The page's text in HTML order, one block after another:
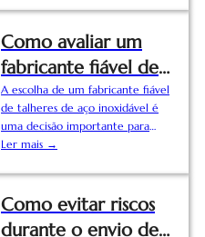
uma amostra ajuda a confirmar o
material, o acabamento, o peso, o
efeito do logótipo, a embalagem
e a qualidade geral antes da
produção em massa. Para evitar
revisões repetidas e erros de
produção, os compradores
devem confirmar os seguintes
amostras de talheres
personalizados....
Como avaliar um
fabricante fiável de
talheres de aço
inoxidável
A escolha de um fabricante fiável
de talheres de aço inoxidável é
uma decisão importante para
marcas, distribuidores, grossistas,
compradores a retalho. Um
fornecedor qualificado não deve
apenas oferecer preços
Ler mais →
Como evitar riscos
durante o envio de